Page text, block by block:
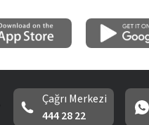
Çağrı Merkezi
444 28 22